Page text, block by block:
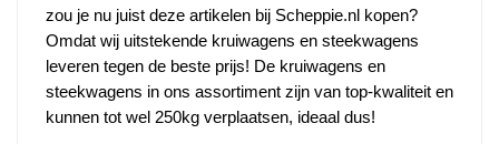
zou je nu juist deze artikelen bij Scheppie.nl kopen?
Omdat wij uitstekende kruiwagens en steekwagens
leveren tegen de beste prijs! De kruiwagens en
steekwagens in ons assortiment zijn van top-kwaliteit en
kunnen tot wel 250kg verplaatsen, ideaal dus!